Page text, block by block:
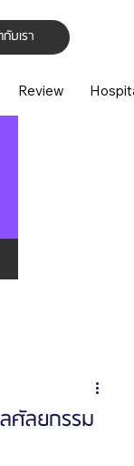
บเรา
Review
ลศัลยกรรม